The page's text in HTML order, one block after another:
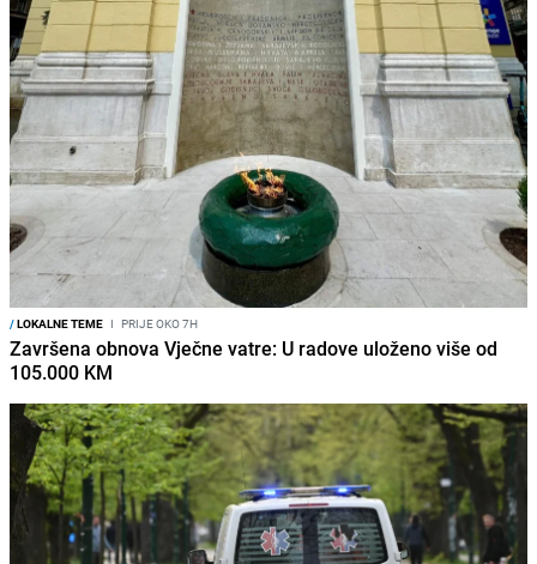
/LOKALNE TEME I PRIJE OKO 7H
Završena obnova Vječne vatre: U radove uloženo više od
105.000 KM